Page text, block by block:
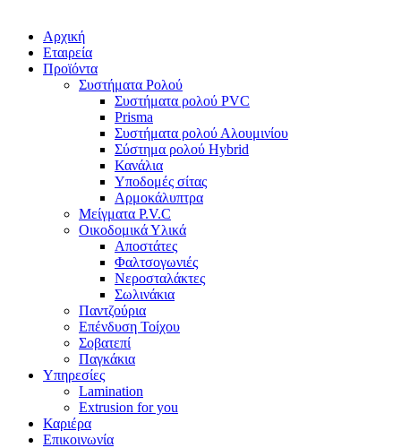
Αρχική
Εταιρεία
Προϊόντα
Συστήματα Ρολού
Συστήματα ρολού PVC
Prisma
Συστήματα ρολού Αλουμινίου
Σύστημα ρολού Hybrid
Κανάλια
Υποδομές σίτας
Αρμοκάλυπτρα
Μείγματα P.V.C
Οικοδομικά Υλικά
Αποστάτες
Φαλτσογωνιές
Νεροσταλάκτες
Σωλινάκια
Παντζούρια
Επένδυση Τοίχου
Σοβατεπί
Παγκάκια
Υπηρεσίες
Lamination
Extrusion for you
Καριέρα
Επικοινωνία